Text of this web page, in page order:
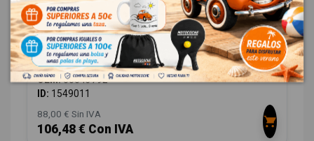
PILOTO TRASERO DERECHO INTERIOR
50543792
ALFA ROMEO GIULIA (952_) 2.2 D (952AEM250,
952AEA250)
OEM:50543792
ID: 1549011
88,00 € Sin IVA
106,48 € Con IVA